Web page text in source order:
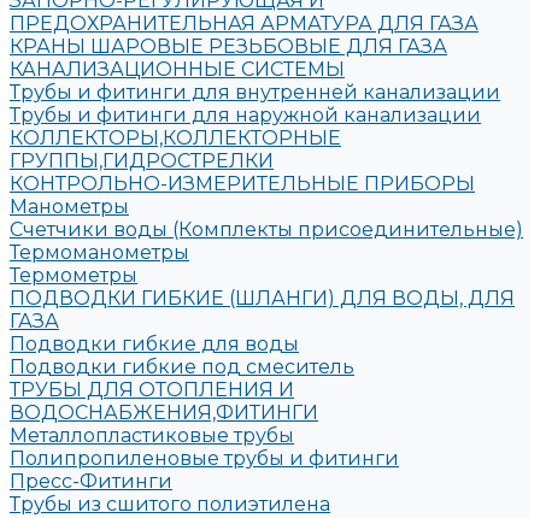
ПРЕДОХРАНИТЕЛЬНАЯ АРМАТУРА ДЛЯ ГАЗА
КРАНЫ ШАРОВЫЕ РЕЗЬБОВЫЕ ДЛЯ ГАЗА
КАНАЛИЗАЦИОННЫЕ СИСТЕМЫ
Трубы и фитинги для внутренней канализации
Трубы и фитинги для наружной канализации
КОЛЛЕКТОРЫ,КОЛЛЕКТОРНЫЕ
ГРУППЫ,ГИДРОСТРЕЛКИ
КОНТРОЛЬНО-ИЗМЕРИТЕЛЬНЫЕ ПРИБОРЫ
Манометры
Счетчики воды (Комплекты присоединительные)
Термоманометры
Термометры
ПОДВОДКИ ГИБКИЕ (ШЛАНГИ) ДЛЯ ВОДЫ, ДЛЯ
ГАЗА
Подводки гибкие для воды
Подводки гибкие под смеситель
ТРУБЫ ДЛЯ ОТОПЛЕНИЯ И
ВОДОСНАБЖЕНИЯ,ФИТИНГИ
Металлопластиковые трубы
Полипропиленовые трубы и фитинги
Пресс-Фитинги
Трубы из сшитого полиэтилена